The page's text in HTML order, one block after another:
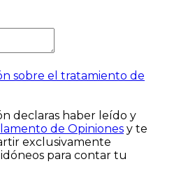
sobre el tratamiento de
declaras haber leído y
de Opiniones y te
exclusivamente
para contar tu